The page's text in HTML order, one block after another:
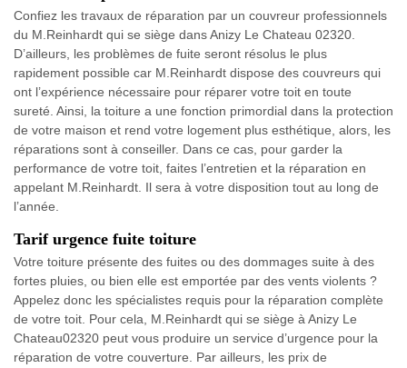
Confiez les travaux de réparation par un couvreur professionnels
du M.Reinhardt qui se siège dans Anizy Le Chateau 02320.
D’ailleurs, les problèmes de fuite seront résolus le plus
rapidement possible car M.Reinhardt dispose des couvreurs qui
ont l’expérience nécessaire pour réparer votre toit en toute
sureté. Ainsi, la toiture a une fonction primordial dans la protection
de votre maison et rend votre logement plus esthétique, alors, les
réparations sont à conseiller. Dans ce cas, pour garder la
performance de votre toit, faites l’entretien et la réparation en
appelant M.Reinhardt. Il sera à votre disposition tout au long de
l’année.
Tarif urgence fuite toiture
Votre toiture présente des fuites ou des dommages suite à des
fortes pluies, ou bien elle est emportée par des vents violents ?
Appelez donc les spécialistes requis pour la réparation complète
de votre toit. Pour cela, M.Reinhardt qui se siège à Anizy Le
Chateau02320 peut vous produire un service d’urgence pour la
réparation de votre couverture. Par ailleurs, les prix de